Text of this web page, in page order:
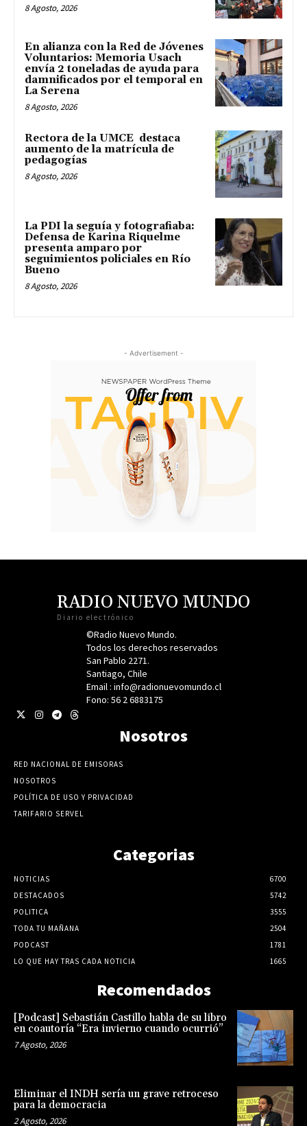
8 Agosto, 2026
En alianza con la Red de Jóvenes
Voluntarios: Memoria Usach
envía 2 toneladas de ayuda para
damnificados por el temporal en
La Serena
8 Agosto, 2026
Rectora de la UMCE destaca
aumento de la matrícula de
pedagogías
8 Agosto, 2026
La PDI la seguía y fotografiaba:
Defensa de Karina Riquelme
presenta amparo por
seguimientos policiales en Río
Bueno
8 Agosto, 2026
- Advertisement -
RADIO NUEVO MUNDO
Diario electrónico
©Radio Nuevo Mundo.
Todos los derechos reservados
San Pablo 2271.
Santiago, Chile
Email : info@radionuevomundo.cl
Fono: 56 2 6883175
Nosotros
RED NACIONAL DE EMISORAS
NOSOTROS
POLÍTICA DE USO Y PRIVACIDAD
TARIFARIO SERVEL
Categorias
NOTICIAS
6700
DESTACADOS
5742
POLITICA
3555
TODA TU MAÑANA
2504
PODCAST
1781
LO QUE HAY TRAS CADA NOTICIA
1665
Recomendados
[Podcast] Sebastián Castillo habla de su libro
en coautoría “Era invierno cuando ocurrió”
7 Agosto, 2026
Eliminar el INDH sería un grave retroceso
para la democracia
2 Agosto, 2026